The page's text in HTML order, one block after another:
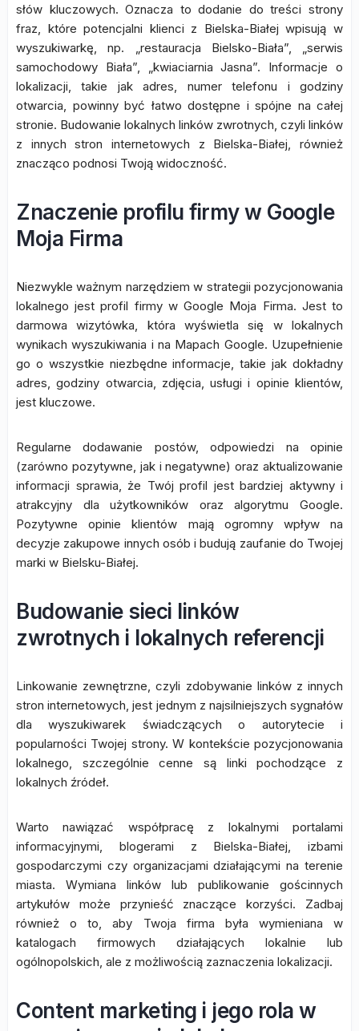
słów kluczowych. Oznacza to dodanie do treści strony
fraz, które potencjalni klienci z Bielska-Białej wpisują w
wyszukiwarkę, np. „restauracja Bielsko-Biała”, „serwis
samochodowy Biała”, „kwiaciarnia Jasna”. Informacje o
lokalizacji, takie jak adres, numer telefonu i godziny
otwarcia, powinny być łatwo dostępne i spójne na całej
stronie. Budowanie lokalnych linków zwrotnych, czyli linków
z innych stron internetowych z Bielska-Białej, również
znacząco podnosi Twoją widoczność.
Znaczenie profilu firmy w Google
Moja Firma
Niezwykle ważnym narzędziem w strategii pozycjonowania
lokalnego jest profil firmy w Google Moja Firma. Jest to
darmowa wizytówka, która wyświetla się w lokalnych
wynikach wyszukiwania i na Mapach Google. Uzupełnienie
go o wszystkie niezbędne informacje, takie jak dokładny
adres, godziny otwarcia, zdjęcia, usługi i opinie klientów,
jest kluczowe.
Regularne dodawanie postów, odpowiedzi na opinie
(zarówno pozytywne, jak i negatywne) oraz aktualizowanie
informacji sprawia, że Twój profil jest bardziej aktywny i
atrakcyjny dla użytkowników oraz algorytmu Google.
Pozytywne opinie klientów mają ogromny wpływ na
decyzje zakupowe innych osób i budują zaufanie do Twojej
marki w Bielsku-Białej.
Budowanie sieci linków
zwrotnych i lokalnych referencji
Linkowanie zewnętrzne, czyli zdobywanie linków z innych
stron internetowych, jest jednym z najsilniejszych sygnałów
dla wyszukiwarek świadczących o autorytecie i
popularności Twojej strony. W kontekście pozycjonowania
lokalnego, szczególnie cenne są linki pochodzące z
lokalnych źródeł.
Warto nawiązać współpracę z lokalnymi portalami
informacyjnymi, blogerami z Bielska-Białej, izbami
gospodarczymi czy organizacjami działającymi na terenie
miasta. Wymiana linków lub publikowanie gościnnych
artykułów może przynieść znaczące korzyści. Zadbaj
również o to, aby Twoja firma była wymieniana w
katalogach firmowych działających lokalnie lub
ogólnopolskich, ale z możliwością zaznaczenia lokalizacji.
Content marketing i jego rola w